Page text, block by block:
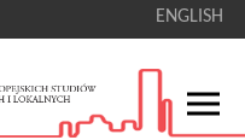
ENGLISH